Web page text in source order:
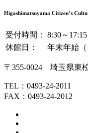
本
の
先
へ
る
頭
戻
る
Higashimatsuyama Citizen’s
受付時間：
8:30～17:15
休館日：
年末年始
〒355-0024 埼玉県東
TEL： 0493-24-2011
FAX：0493-24-2012